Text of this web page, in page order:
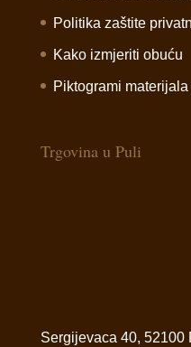
Politika zaštite
Kako izmjeriti obuću
Piktogrami
Trgovina u Puli
Sergijevaca 40, 52100